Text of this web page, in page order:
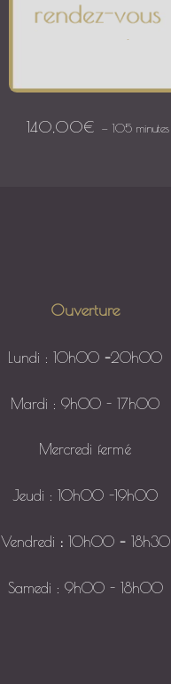
140,00€ 105 minutes
Ouverture
Lundi : 10h00 –20h00
Mardi : 9h00 - 17h00
Mercredi fermé
Jeudi : 10h00 -19h00
Vendredi :10h00 –18h30
Samedi : 9h00 - 18h00